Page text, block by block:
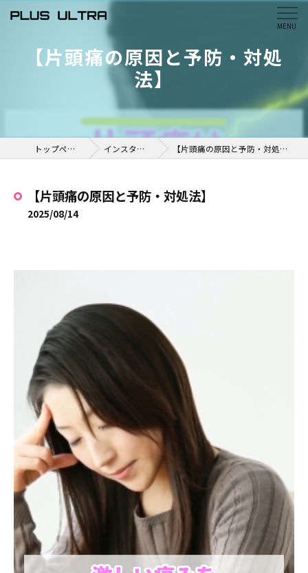
【片頭痛の原因と予防・対処
法】
トップページ インスタ掲載 【片頭痛の原因と予防・対処法】
【片頭痛の原因と予防・対処法】
2025/08/14